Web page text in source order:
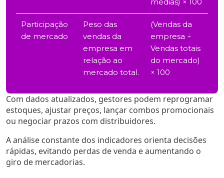
Participação
de mercado
Peso das
vendas da
empresa em
relação ao
mercado total.
(Vendas da
empresa ÷
Vendas totais
do mercado)
× 100
Com dados atualizados, gestores podem reprogramar
estoques, ajustar preços, lançar combos promocionais
ou negociar prazos com distribuidores.
A análise constante dos indicadores orienta decisões
rápidas, evitando perdas de venda e aumentando o
giro de mercadorias.